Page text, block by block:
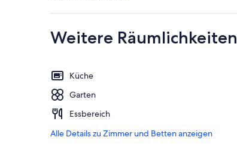
Weitere Räumlichkeiten
Küche
Garten
Essbereich
Alle Details zu Zimmer und Betten anzeigen